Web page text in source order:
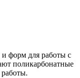
форм для работы с
поликарбонатные